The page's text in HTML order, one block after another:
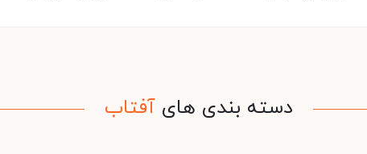
دسته بندی های آفتاب